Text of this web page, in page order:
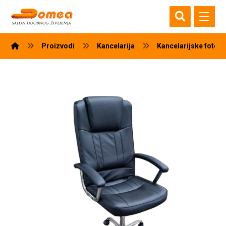
Proizvodi Kancelarija Kancelarijske fotelje